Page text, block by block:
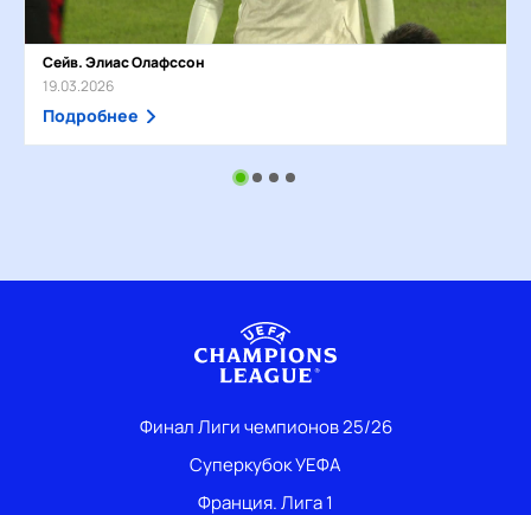
Сейв. Элиас Олафссон
19.03.2026
Подробнее
Финал Лиги чемпионов 25/26
Суперкубок УЕФА
Франция. Лига 1